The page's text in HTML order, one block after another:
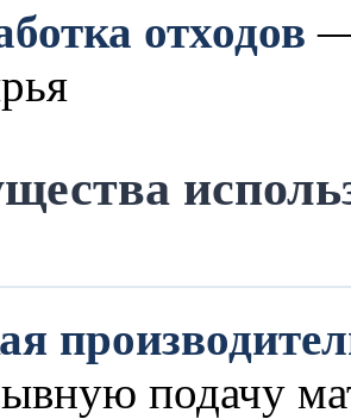
отходов —
подачу